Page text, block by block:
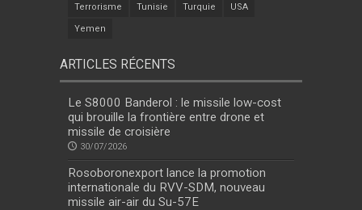
Terrorisme Tunisie Turquie USA
Yemen
ARTICLES RÉCENTS
Le S8000 Banderol : le missile low-cost
qui brouille la frontière entre drone et
missile de croisière
30/07/2026
Rosoboronexport lance la promotion
internationale du RVV-SDM, nouveau
missile air-air du Su-57E